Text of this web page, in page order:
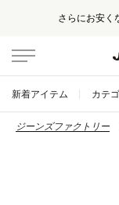
さらにお安く
新着アイテム カテ
ジーンズファクトリー